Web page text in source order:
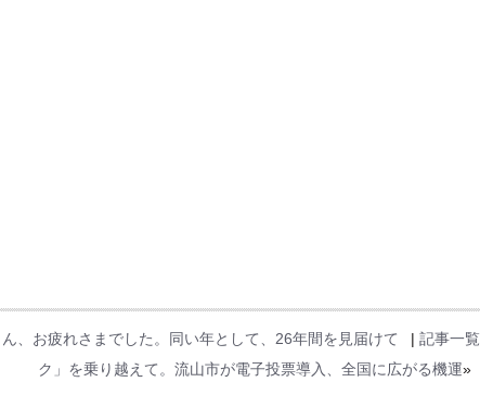
、お疲れさまでした。同い年として、26年間を見届けて |記事一覧
ク」を乗り越えて。流山市が電子投票導入、全国に広がる機運»